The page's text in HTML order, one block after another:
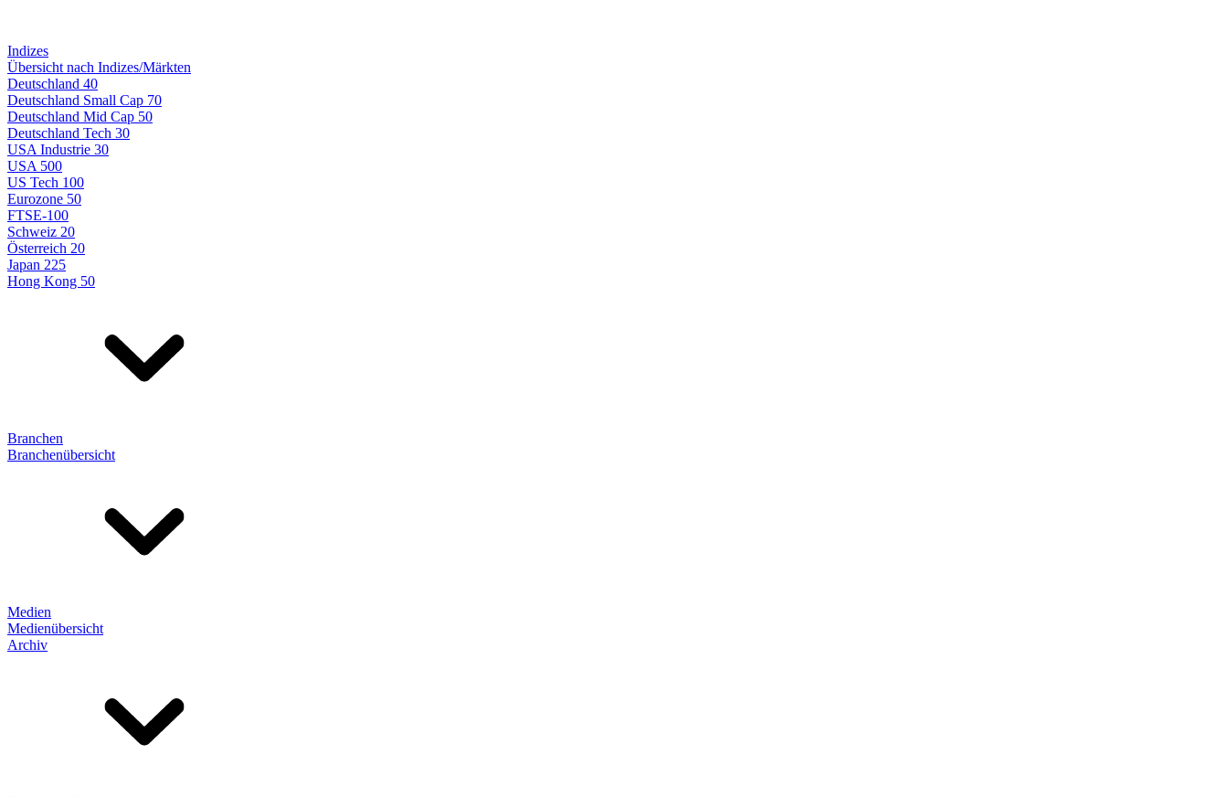
Indizes
Übersicht nach Indizes/Märkten
Deutschland 40
Deutschland Small Cap 70
Deutschland Mid Cap 50
Deutschland Tech 30
USA Industrie 30
USA 500
US Tech 100
Eurozone 50
FTSE-100
Schweiz 20
Österreich 20
Japan 225
Hong Kong 50
Branchen
Branchenübersicht
Medien
Medienübersicht
Archiv